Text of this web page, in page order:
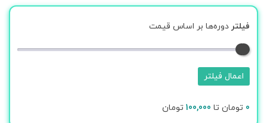
فیلتر دوره‌ها بر اساس قیمت
اعمال فیلتر
0 تومان تا 100,000 تومان